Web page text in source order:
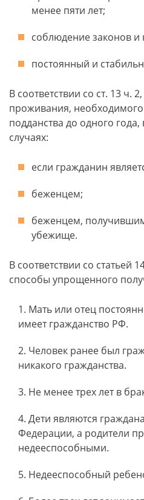
менее пяти лет;
соблюдение законов и
постоянный и
В соответствии со ст. 13 ч.
проживания,
подданства до одного
случаях:
если гражданин
беженцем;
беженцем,
убежище.
В соответствии со статьей
способы упрощенного
Мать или отец
имеет гражданство РФ.
Человек ранее был
никакого гражданства.
Не менее трех лет в
Дети являются
Федерации, а родители
недееспособными.
Недееспособный